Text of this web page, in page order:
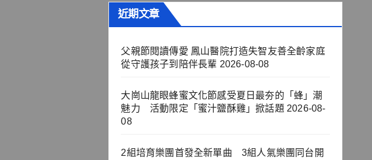
近期文章
父親節閱讀傳愛 鳳山醫院打造失智友善全齡家庭
從守護孩子到陪伴長輩 2026-08-08
大崗山龍眼蜂蜜文化節感受夏日最夯的「蜂」潮
魅力 活動限定「蜜汁鹽酥雞」掀話題 2026-08-
08
2組培育樂團首發全新單曲 3組人氣樂團同台開